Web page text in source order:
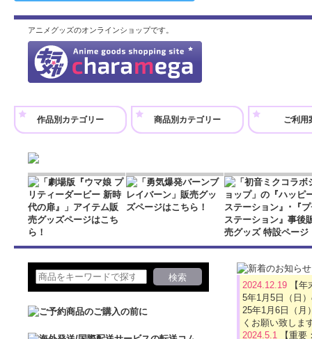
アニメグッズのオンラインショップです。
作品別カテゴリー 商品別カテゴリー ご利用
2024.12.19
【
5年1月5日（日
25年1月6日（月
くお願い致しま
2024.5.1
【重